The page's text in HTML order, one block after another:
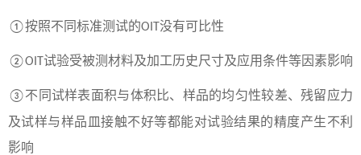
①按照不同标准测试的OIT 没有可比性
②OIT 试验受被测材料及加工历史尺寸及应用条件等因素影响
③不同试样表面积与体积比、样品的均匀性较差、残留应力
及试样与样品皿接触不好等都能对试验结果的精度产生不利
影响